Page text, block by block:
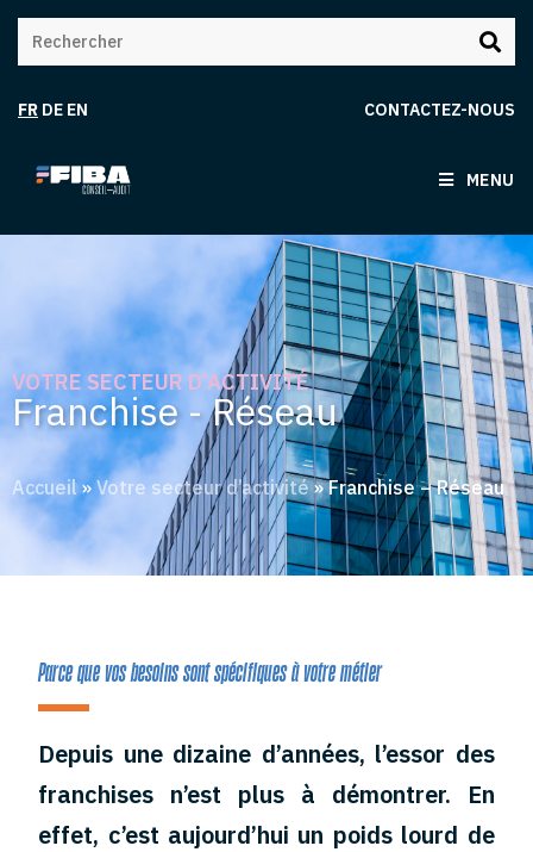
FR DE EN CONTACTEZ-NOUS
MENU
VOTRE SECTEUR D’ACTIVITÉ
Franchise - Réseau
Accueil»Votre secteur d’activité»Franchise – Réseau
Parce que vos besoins sont spécifiques à votre métier
Depuis une dizaine d’années, l’essor des
franchises n’est plus à démontrer. En
effet, c’est aujourd’hui un poids lourd de